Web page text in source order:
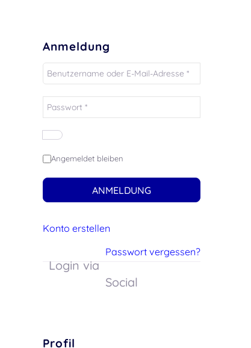
Anmeldung
Angemeldet bleiben
ANMELDUNG
Konto erstellen
Passwort vergessen?
Login via
Social
Profil